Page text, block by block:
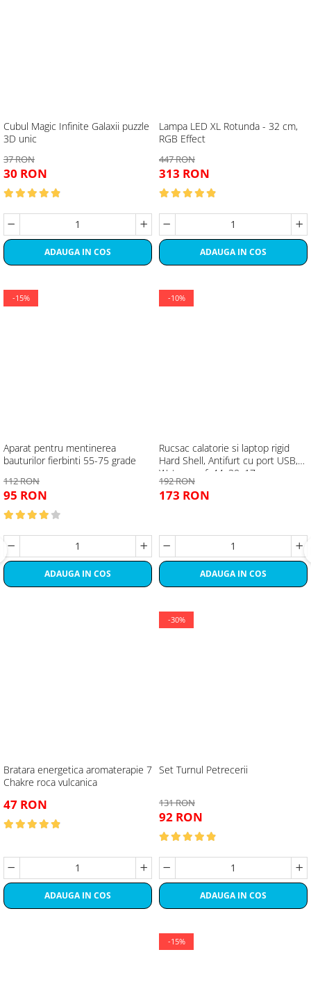
Cubul Magic Infinite Galaxii puzzle
3D unic
37 RON
30 RON
ADAUGA IN COS
Lampa LED XL Rotunda - 32 cm,
RGB Effect
447 RON
313 RON
ADAUGA IN COS
-15%
Aparat pentru mentinerea
bauturilor fierbinti 55-75 grade
112 RON
95 RON
ADAUGA IN COS
-10%
Rucsac calatorie si laptop rigid
Hard Shell, Antifurt cu port USB,
Waterproof, 44x30x17 cm,
Compartimentare inteligenta,
Unisex, Negru
192 RON
173 RON
ADAUGA IN COS
Bratara energetica aromaterapie 7
Chakre roca vulcanica
47 RON
ADAUGA IN COS
-30%
Set Turnul Petrecerii
131 RON
92 RON
ADAUGA IN COS
-15%